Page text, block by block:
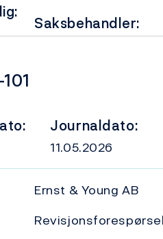
Saksbehandler:
Journaldato:
11.05.2026
Ernst & Young AB